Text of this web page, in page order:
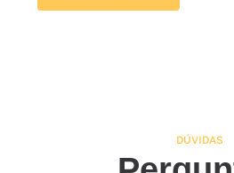
DÚVIDAS